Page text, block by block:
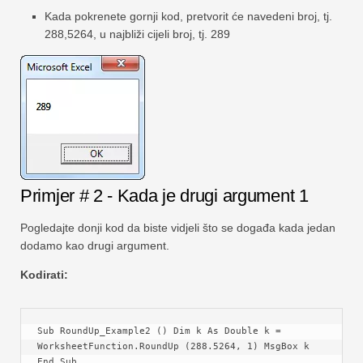
Kada pokrenete gornji kod, pretvorit će navedeni broj, tj.
288,5264, u najbliži cijeli broj, tj. 289
Primjer # 2 - Kada je drugi argument 1
Pogledajte donji kod da biste vidjeli što se događa kada jedan
dodamo kao drugi argument.
Kodirati:
Sub RoundUp_Example2 () Dim k As Double k =
WorksheetFunction.RoundUp (288.5264, 1) MsgBox k